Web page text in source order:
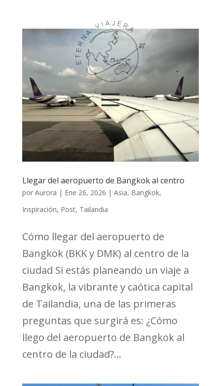
Llegar del aeropuerto de Bangkok al centro
por Aurora | Ene 26, 2026 | Asia, Bangkok,
Inspiración, Post, Tailandia
Cómo llegar del aeropuerto de
Bangkok (BKK y DMK) al centro de la
ciudad Si estás planeando un viaje a
Bangkok, la vibrante y caótica capital
de Tailandia, una de las primeras
preguntas que surgirá es: ¿Cómo
llego del aeropuerto de Bangkok al
centro de la ciudad?...